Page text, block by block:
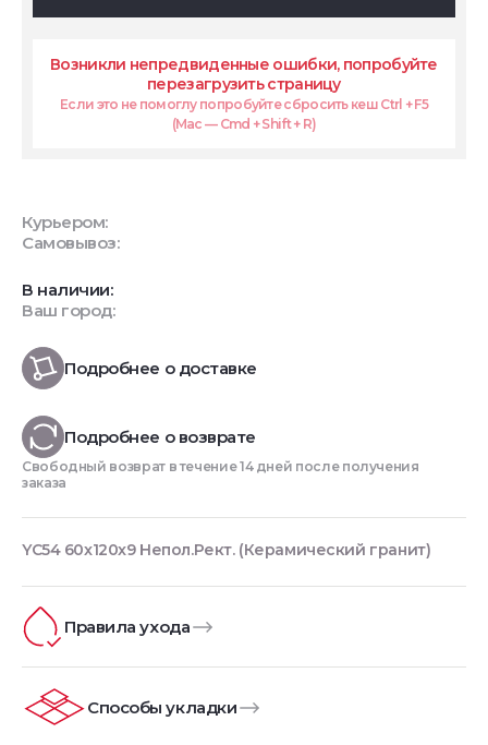
Возникли непредвиденные ошибки, попробуйте
перезагрузить страницу
Если это не помоглу попробуйте сбросить кеш Ctrl + F5
(Mac — Cmd + Shift + R)
Курьером:
Самовывоз:
В наличии:
Ваш город:
Подробнее о доставке
Подробнее о возврате
Свободный возврат в течение 14 дней после получения
заказа
YC54 60x120x9 Непол.Рект. (Керамический гранит)
Правила ухода
Способы укладки